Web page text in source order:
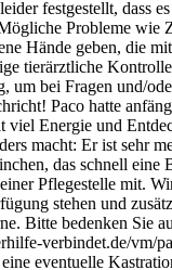
festgestellt, dass
Probleme wie
Hände geben, die
tierärztliche
um bei Fragen und/
Paco hatte
viel Energie und
macht: Er ist sehr
das schnell eine
Pflegestelle mit.
stehen und
Bitte bedenken Sie
verbindet.de/vm/
eventuelle